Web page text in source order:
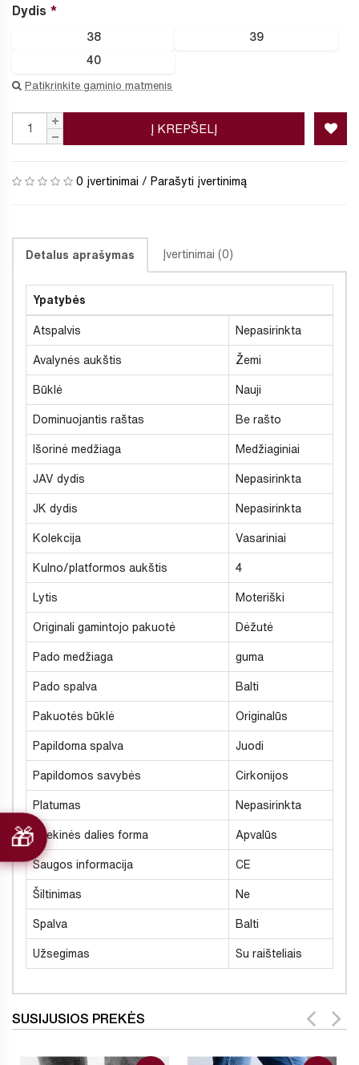
Dydis
38 39
40
Patikrinkite gaminio matmenis
Į KREPŠELĮ
0 įvertinimai / Parašyti įvertinimą
Detalus aprašymas Įvertinimai (0)
Ypatybės
Atspalvis Nepasirinkta
Avalynės aukštis Žemi
Būklė Nauji
Dominuojantis raštas Be rašto
Išorinė medžiaga Medžiaginiai
JAV dydis Nepasirinkta
JK dydis Nepasirinkta
Kolekcija Vasariniai
Kulno/platformos aukštis 4
Lytis Moteriški
Originali gamintojo pakuotė Dėžutė
Pado medžiaga guma
Pado spalva Balti
Pakuotės būklė Originalūs
Papildoma spalva Juodi
Papildomos savybės Cirkonijos
Platumas Nepasirinkta
Priekinės dalies forma Apvalūs
Saugos informacija CE
Šiltinimas Ne
Spalva Balti
Užsegimas Su raišteliais
SUSIJUSIOS PREKĖS